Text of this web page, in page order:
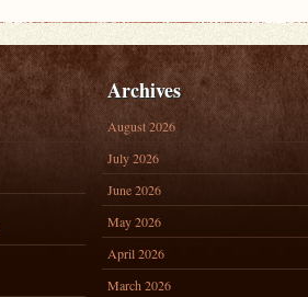
Archives
August 2026
July 2026
June 2026
May 2026
April 2026
March 2026